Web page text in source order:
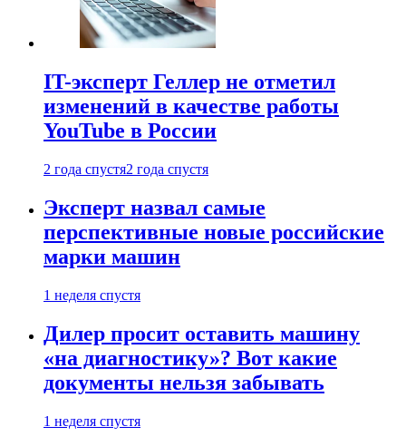
IT-эксперт Геллер не отметил
изменений в качестве работы
YouTube в России
2 года спустя2 года спустя
Эксперт назвал самые
перспективные новые российские
марки машин
1 неделя спустя
Дилер просит оставить машину
«на диагностику»? Вот какие
документы нельзя забывать
1 неделя спустя